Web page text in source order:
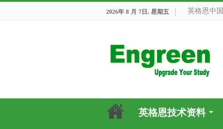
2026年 8 月 7日, 星期五 英格恩中国
英格恩技术资料